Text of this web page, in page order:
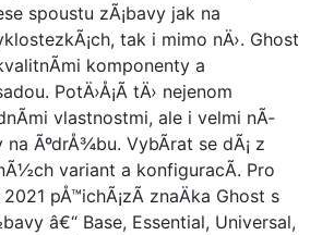
spoustu zÃ¡bavy jak na
tak i mimo nÄ›. Ghost
komponenty a
PotÄ›Å¡Ã­ tÄ› nejenom
vlastnostmi, ale i velmi nÃ­
ÃºdrÅ¾bu. VybÃ­rat se dÃ¡ z
variant a konfiguracÃ­. Pro
pÅ™ichÃ¡zÃ­ znaÄka Ghost s
â€“ Base, Essential, Universal,